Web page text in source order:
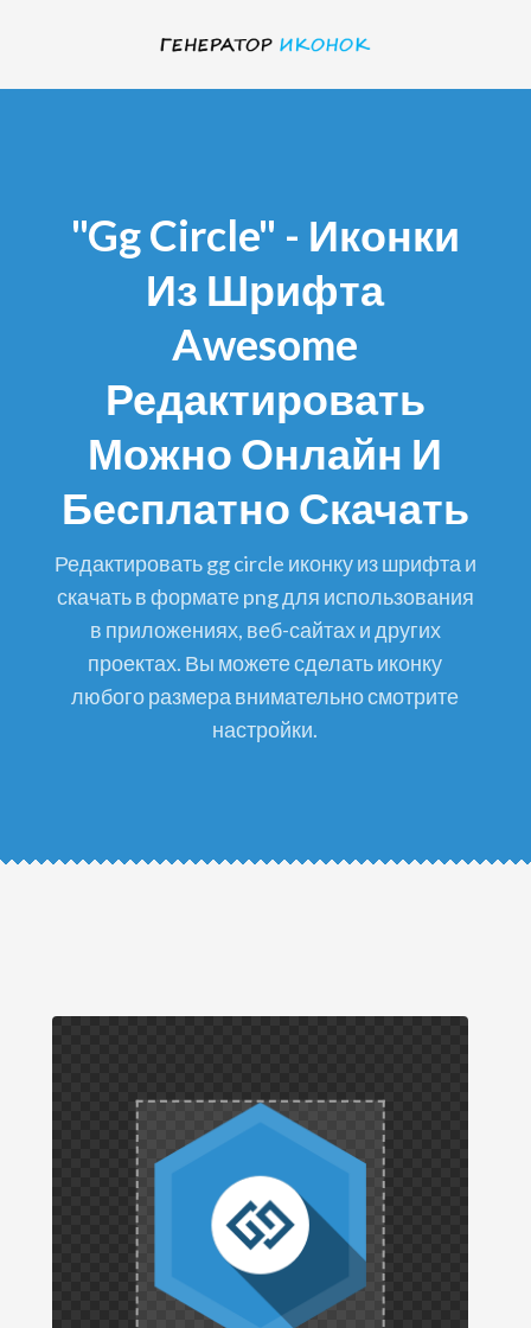
"gg Circle" - Иконки
Из Шрифта
Awesome
Редактировать
Можно Онлайн И
Бесплатно Скачать
редактировать gg circle иконку из шрифта и
скачать в формате png для использования
в приложениях, веб-сайтах и других
проектах. Вы можете сделать иконку
любого размера внимательно смотрите
настройки.